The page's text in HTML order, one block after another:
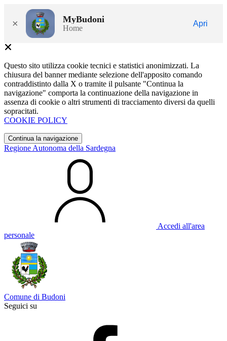
× MyBudoni
Home
Apri
Questo sito utilizza cookie tecnici e statistici anonimizzati. La
chiusura del banner mediante selezione dell'apposito comando
contraddistinto dalla X o tramite il pulsante "Continua la
navigazione" comporta la continuazione della navigazione in
assenza di cookie o altri strumenti di tracciamento diversi da quelli
sopracitati.
COOKIE POLICY
Continua la navigazione
Regione Autonoma della Sardegna
Accedi all'area
personale
Comune di Budoni
Seguici su